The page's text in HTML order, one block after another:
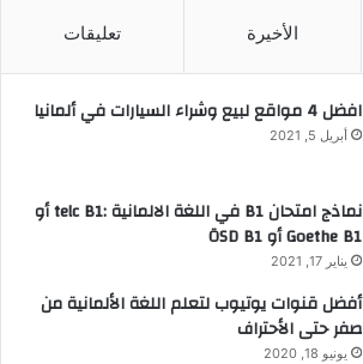
الأخيرة تعليقات
افضل 4 مواقع لبيع وشراء السيارات في ألمانيا
أبريل 5, 2021
نماذج امتحان B1 في اللغة الالمانية :telc B1 أو
Goethe B1 أو ÖSD B1
يناير 17, 2021
أفضل قنوات يوتيوب لتعلم اللغة الألمانية من
صفر حتى الأحتراف
يونيو 18, 2020